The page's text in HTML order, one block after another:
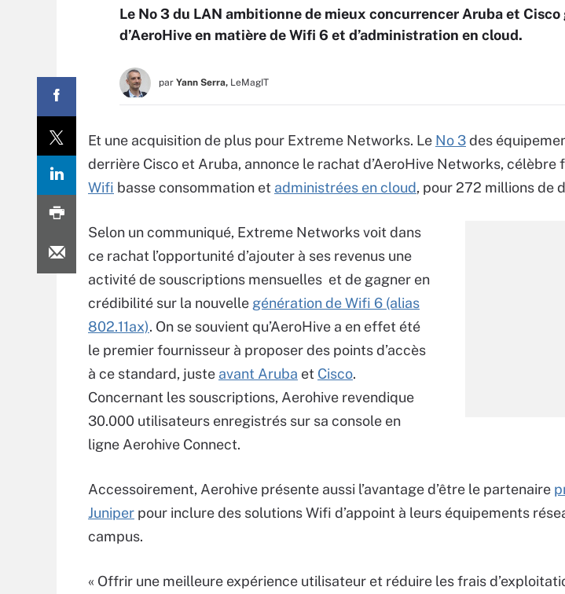
Le No 3 du LAN ambitionne de mieux concurrencer Aruba et
d’AeroHive en matière de Wifi 6 et d’administration en cloud.
par Yann Serra, LeMagIT
Et une acquisition de plus pour Extreme Networks. Le No 3des
derrière Cisco et Aruba, annonce le rachat d’AeroHive Networks, célèbre
Wifi basse consommation et administrées en cloud, pour 272 millions de
Selon un communiqué, Extreme Networks voit dans
ce rachat l’opportunité d’ajouter à ses revenus une
activité de souscriptions mensuelles et de gagner en
crédibilité sur la nouvelle génération de Wifi 6 (alias
802.11ax). On se souvient qu’AeroHive a en effet été
le premier fournisseur à proposer des points d’accès
à ce standard, juste avant Aruba et Cisco.
Concernant les souscriptions, Aerohive revendique
30.000 utilisateurs enregistrés sur sa console en
ligne Aerohive Connect.
Accessoirement, Aerohive présente aussi l’avantage d’être le partenaire
Juniper pour inclure des solutions Wifi d’appoint à leurs équipements
campus.
« Offrir une meilleure expérience utilisateur et réduire les frais